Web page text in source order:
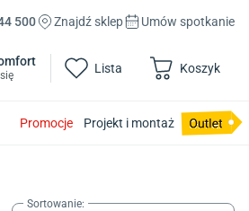
500 Znajdź sklep Umów spotkanie
Lista Koszyk
Promocje Projekt i montaż
Sortowanie: